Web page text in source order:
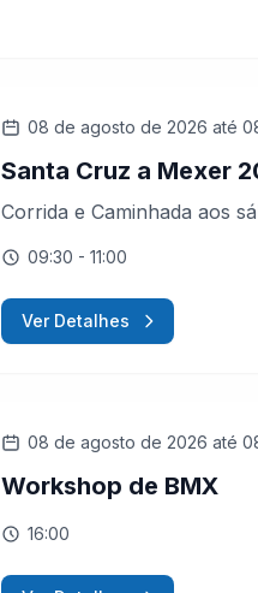
08 de agosto de 2026 até
Santa Cruz a Mexer
Corrida e Caminhada aos
09:30 - 11:00
Ver Detalhes
08 de agosto de 2026 até
Workshop de BMX
16:00